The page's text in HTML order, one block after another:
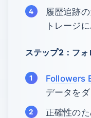
履歴追跡
トレージ
ステップ2：フォ
Followers
データを
正確性の